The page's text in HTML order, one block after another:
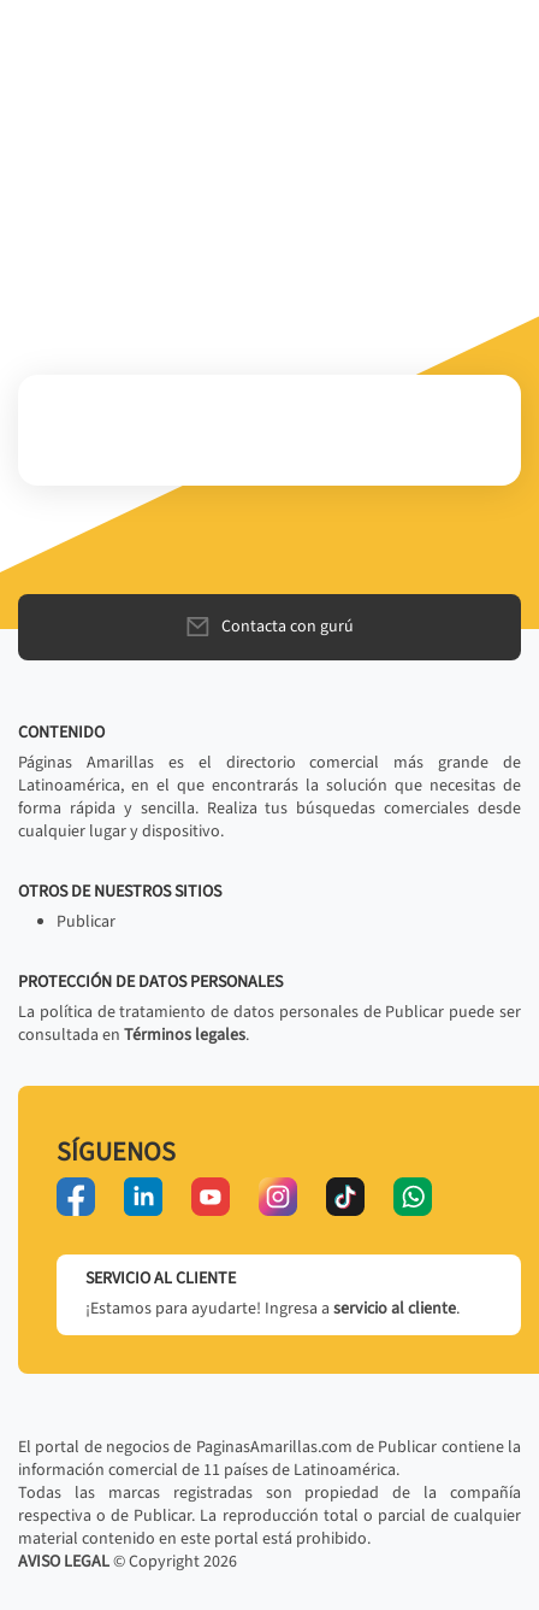
Contacta con gurú
CONTENIDO
Páginas Amarillas es el directorio comercial más grande de
Latinoamérica, en el que encontrarás la solución que necesitas de
forma rápida y sencilla. Realiza tus búsquedas comerciales desde
cualquier lugar y dispositivo.
OTROS DE NUESTROS SITIOS
Publicar
PROTECCIÓN DE DATOS PERSONALES
La política de tratamiento de datos personales de Publicar puede ser
consultada en Términos legales.
SÍGUENOS
SERVICIO AL CLIENTE
¡Estamos para ayudarte! Ingresa a servicio al cliente.
El portal de negocios de PaginasAmarillas.com de Publicar contiene la
información comercial de 11 países de Latinoamérica.
Todas las marcas registradas son propiedad de la compañía
respectiva o de Publicar. La reproducción total o parcial de cualquier
material contenido en este portal está prohibido.
AVISO LEGAL© Copyright2026